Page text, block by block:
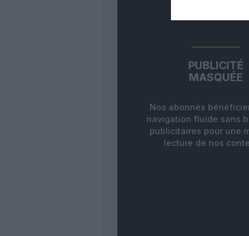
PUBLICITÉ
MASQUÉE
Nos abonnés
navigation fluide sans
publicitaires pour une
lecture de nos